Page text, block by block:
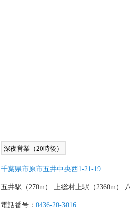
深夜営業（20時後）
千葉県市原市五井中央西1-21-19
五井駅（270m） 上総村上駅（2360m）
電話番号： 0436-20-3016